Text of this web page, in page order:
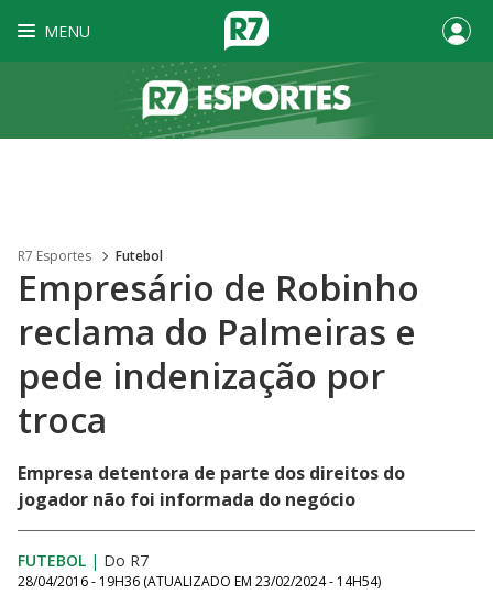
MENU
R7 Esportes Futebol
Empresário de Robinho
reclama do Palmeiras e
pede indenização por
troca
Empresa detentora de parte dos direitos do
jogador não foi informada do negócio
FUTEBOL | Do R7
28/04/2016 - 19H36 (ATUALIZADO EM 23/02/2024 - 14H54)